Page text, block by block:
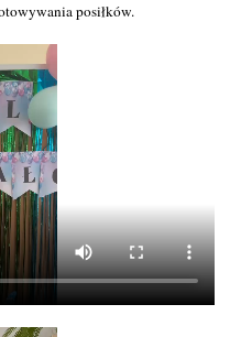
posiłków.